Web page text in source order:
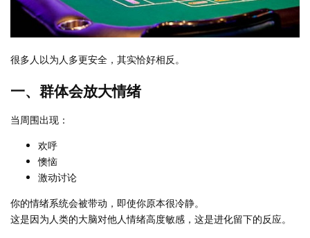
很多人以为人多更安全，其实恰好相反。
一、群体会放大情绪
当周围出现：
欢呼
懊恼
激动讨论
你的情绪系统会被带动，即使你原本很冷静。
这是因为人类的大脑对他人情绪高度敏感，这是进化留下的反应。